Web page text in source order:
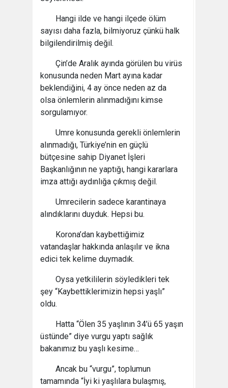
Hangi ilde ve hangi ilçede ölüm
sayısı daha fazla, bilmiyoruz çünkü halk
bilgilendirilmiş değil.
Çin’de Aralık ayında görülen bu virüs
konusunda neden Mart ayına kadar
beklendiğini, 4 ay önce neden az da
olsa önlemlerin alınmadığını kimse
sorgulamıyor.
Umre konusunda gerekli önlemlerin
alınmadığı, Türkiye’nin en güçlü
bütçesine sahip Diyanet İşleri
Başkanlığının ne yaptığı, hangi kararlara
imza attığı aydınlığa çıkmış değil.
Umrecilerin sadece karantinaya
alındıklarını duyduk. Hepsi bu.
Korona’dan kaybettiğimiz
vatandaşlar hakkında anlaşılır ve ikna
edici tek kelime duymadık.
Oysa yetkililerin söyledikleri tek
şey “Kaybettiklerimizin hepsi yaşlı”
oldu.
Hatta “Ölen 35 yaşlının 34’ü 65 yaşın
üstünde” diye vurgu yaptı sağlık
bakanımız bu yaşlı kesime…
Ancak bu “vurgu”, toplumun
tamamında “İyi ki yaşlılara bulaşmış,